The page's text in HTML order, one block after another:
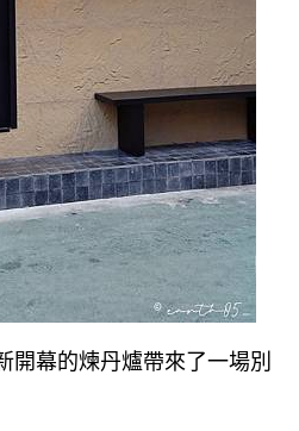
開幕的煉丹爐帶來了一場別